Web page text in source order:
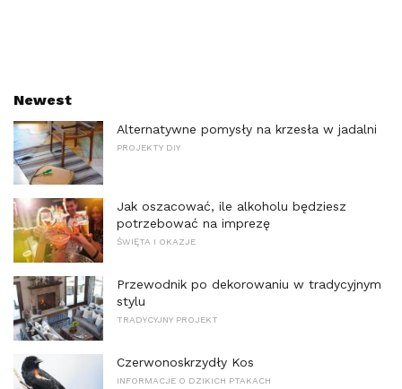
Newest
Alternatywne pomysły na krzesła w jadalni
PROJEKTY DIY
Jak oszacować, ile alkoholu będziesz
potrzebować na imprezę
ŚWIĘTA I OKAZJE
Przewodnik po dekorowaniu w tradycyjnym
stylu
TRADYCYJNY PROJEKT
Czerwonoskrzydły Kos
INFORMACJE O DZIKICH PTAKACH